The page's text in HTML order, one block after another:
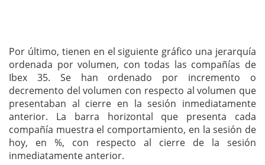
Por último, tienen en el siguiente gráfico una jerarquía
ordenada por volumen, con todas las compañías de
Ibex 35. Se han ordenado por incremento o
decremento del volumen con respecto al volumen que
presentaban al cierre en la sesión inmediatamente
anterior. La barra horizontal que presenta cada
compañía muestra el comportamiento, en la sesión de
hoy, en %, con respecto al cierre de la sesión
inmediatamente anterior.